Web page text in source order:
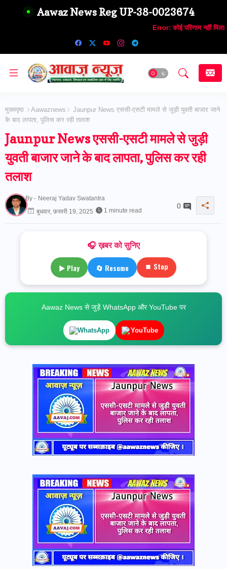
Aawaz News Reg UP-38-0023674
Error: कोई परिणाम नहीं मिला
मुख्यपृष्ठ Aawaznews
Jaunpur News एससी-एसटी मामले से जुड़ी युवती बाजार जाने
के बाद लापता, पुलिस कर रही तलाश
Jaunpur News एससी-एसटी मामले से जुड़ी
युवती बाजार जाने के बाद लापता, पुलिस कर रही
तलाश
By - Neeraj Yadav Swatantra
बुधवार, फ़रवरी 19, 2025
1 minute read
0
🎧 ख़बर को सुनिए
▶ Play 🔄 Resume ⏹ Stop
Aawaz News से जुड़ें WhatsApp और YouTube पर
WhatsApp YouTube